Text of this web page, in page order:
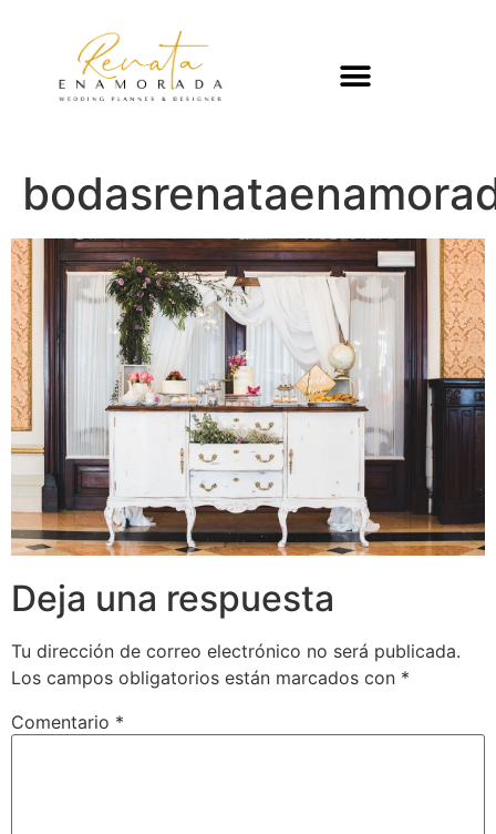
Deja una respuesta
Tu dirección de correo electrónico no será publicada.
Los campos obligatorios están marcados con *
Comentario *